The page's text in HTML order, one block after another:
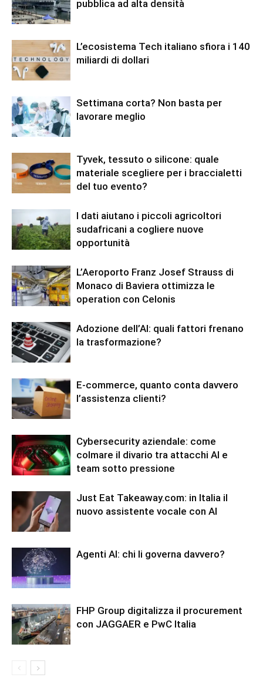
pubblica ad alta densità
L’ecosistema Tech italiano sfiora i 140
miliardi di dollari
Settimana corta? Non basta per
lavorare meglio
Tyvek, tessuto o silicone: quale
materiale scegliere per i braccialetti
del tuo evento?
I dati aiutano i piccoli agricoltori
sudafricani a cogliere nuove
opportunità
L’Aeroporto Franz Josef Strauss di
Monaco di Baviera ottimizza le
operation con Celonis
Adozione dell’AI: quali fattori frenano
la trasformazione?
E-commerce, quanto conta davvero
l’assistenza clienti?
Cybersecurity aziendale: come
colmare il divario tra attacchi AI e
team sotto pressione
Just Eat Takeaway.com: in Italia il
nuovo assistente vocale con AI
Agenti AI: chi li governa davvero?
FHP Group digitalizza il procurement
con JAGGAER e PwC Italia